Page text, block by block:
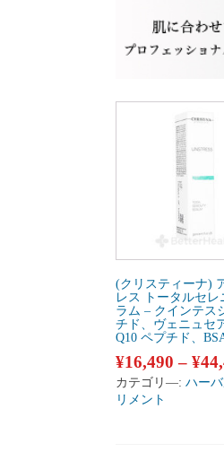
(クリスティーナ)
レス トータルセレ
ラム – クインテス
チド、ヴェニュセ
Q10 ペプチド、
¥16,490 – ¥
カテゴリ―: ハー
リメント